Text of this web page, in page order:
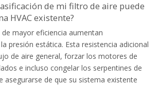
de mi filtro de aire puede
HVAC existente?
de mayor eficiencia aumentan
presión estática. Esta resistencia adicional
de aire general, forzar los motores de
e incluso congelar los serpentines de
asegurarse de que su sistema existente